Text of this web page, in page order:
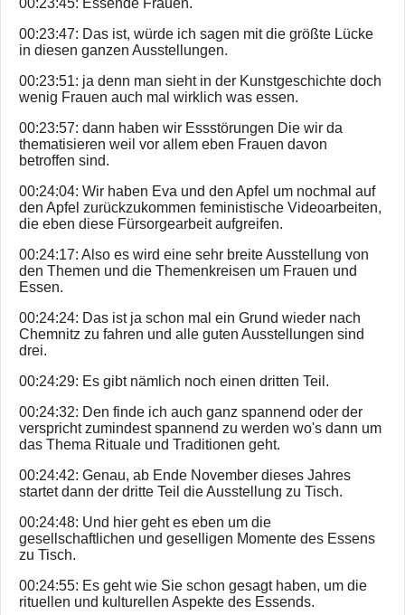
00:23:45: Essende Frauen.
00:23:47: Das ist, würde ich sagen mit die größte Lücke
in diesen ganzen Ausstellungen.
00:23:51: ja denn man sieht in der Kunstgeschichte doch
wenig Frauen auch mal wirklich was essen.
00:23:57: dann haben wir Essstörungen Die wir da
thematisieren weil vor allem eben Frauen davon
betroffen sind.
00:24:04: Wir haben Eva und den Apfel um nochmal auf
den Apfel zurückzukommen feministische Videoarbeiten,
die eben diese Fürsorgearbeit aufgreifen.
00:24:17: Also es wird eine sehr breite Ausstellung von
den Themen und die Themenkreisen um Frauen und
Essen.
00:24:24: Das ist ja schon mal ein Grund wieder nach
Chemnitz zu fahren und alle guten Ausstellungen sind
drei.
00:24:29: Es gibt nämlich noch einen dritten Teil.
00:24:32: Den finde ich auch ganz spannend oder der
verspricht zumindest spannend zu werden wo's dann um
das Thema Rituale und Traditionen geht.
00:24:42: Genau, ab Ende November dieses Jahres
startet dann der dritte Teil die Ausstellung zu Tisch.
00:24:48: Und hier geht es eben um die
gesellschaftlichen und geselligen Momente des Essens
zu Tisch.
00:24:55: Es geht wie Sie schon gesagt haben, um die
rituellen und kulturellen Aspekte des Essends.